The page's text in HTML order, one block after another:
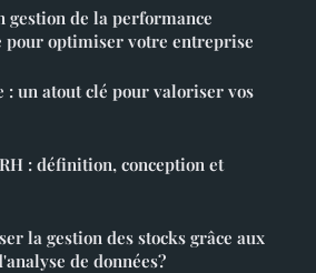
gestion de la performance
pour optimiser votre entreprise
: un atout clé pour valoriser vos
: définition, conception et
la gestion des stocks grâce aux
de données?